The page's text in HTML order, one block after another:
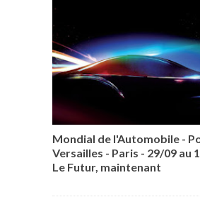
Mondial de l'Automobile -
Versailles - Paris - 29/09 au
Le Futur, maintenant